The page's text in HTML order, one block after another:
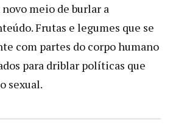
meio de burlar a
Frutas e legumes que se
com partes do corpo humano
para driblar políticas que
sexual.